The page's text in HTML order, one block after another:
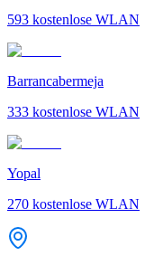
593 kostenlose WLAN
Barrancabermeja
333 kostenlose WLAN
Yopal
270 kostenlose WLAN